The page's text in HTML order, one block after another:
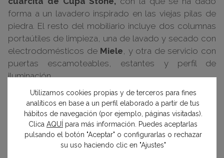
forma a un lavadero inspirado en las viejas pilas de
piedra. El resto del mobiliario incluye dos columnas
portaútiles de limpieza, una de lavado y secado con
electrodomésticos de Miele , y otra de servicio con
puertas escamoteables, estantes y perfil de
iluminación.
Fotos: Amador Toril para Casa Decor.
Utilizamos cookies propias y de terceros para fines
analíticos en base a un perfil elaborado a partir de tus
hábitos de navegación (por ejemplo, páginas visitadas).
Clica AQUÍ para más información. Puedes aceptarlas
pulsando el botón "Aceptar" o configurarlas o rechazar
su uso haciendo clic en "Ajustes"